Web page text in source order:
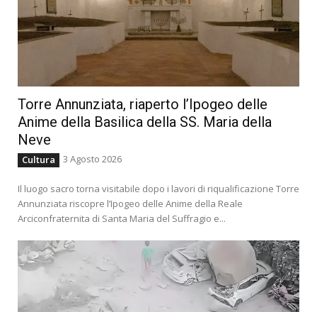
Torre Annunziata, riaperto l’Ipogeo delle
Anime della Basilica della SS. Maria della
Neve
Cultura 3 Agosto 2026
Il luogo sacro torna visitabile dopo i lavori di riqualificazione Torre
Annunziata riscopre l’Ipogeo delle Anime della Reale
Arciconfraternita di Santa Maria del Suffragio e...